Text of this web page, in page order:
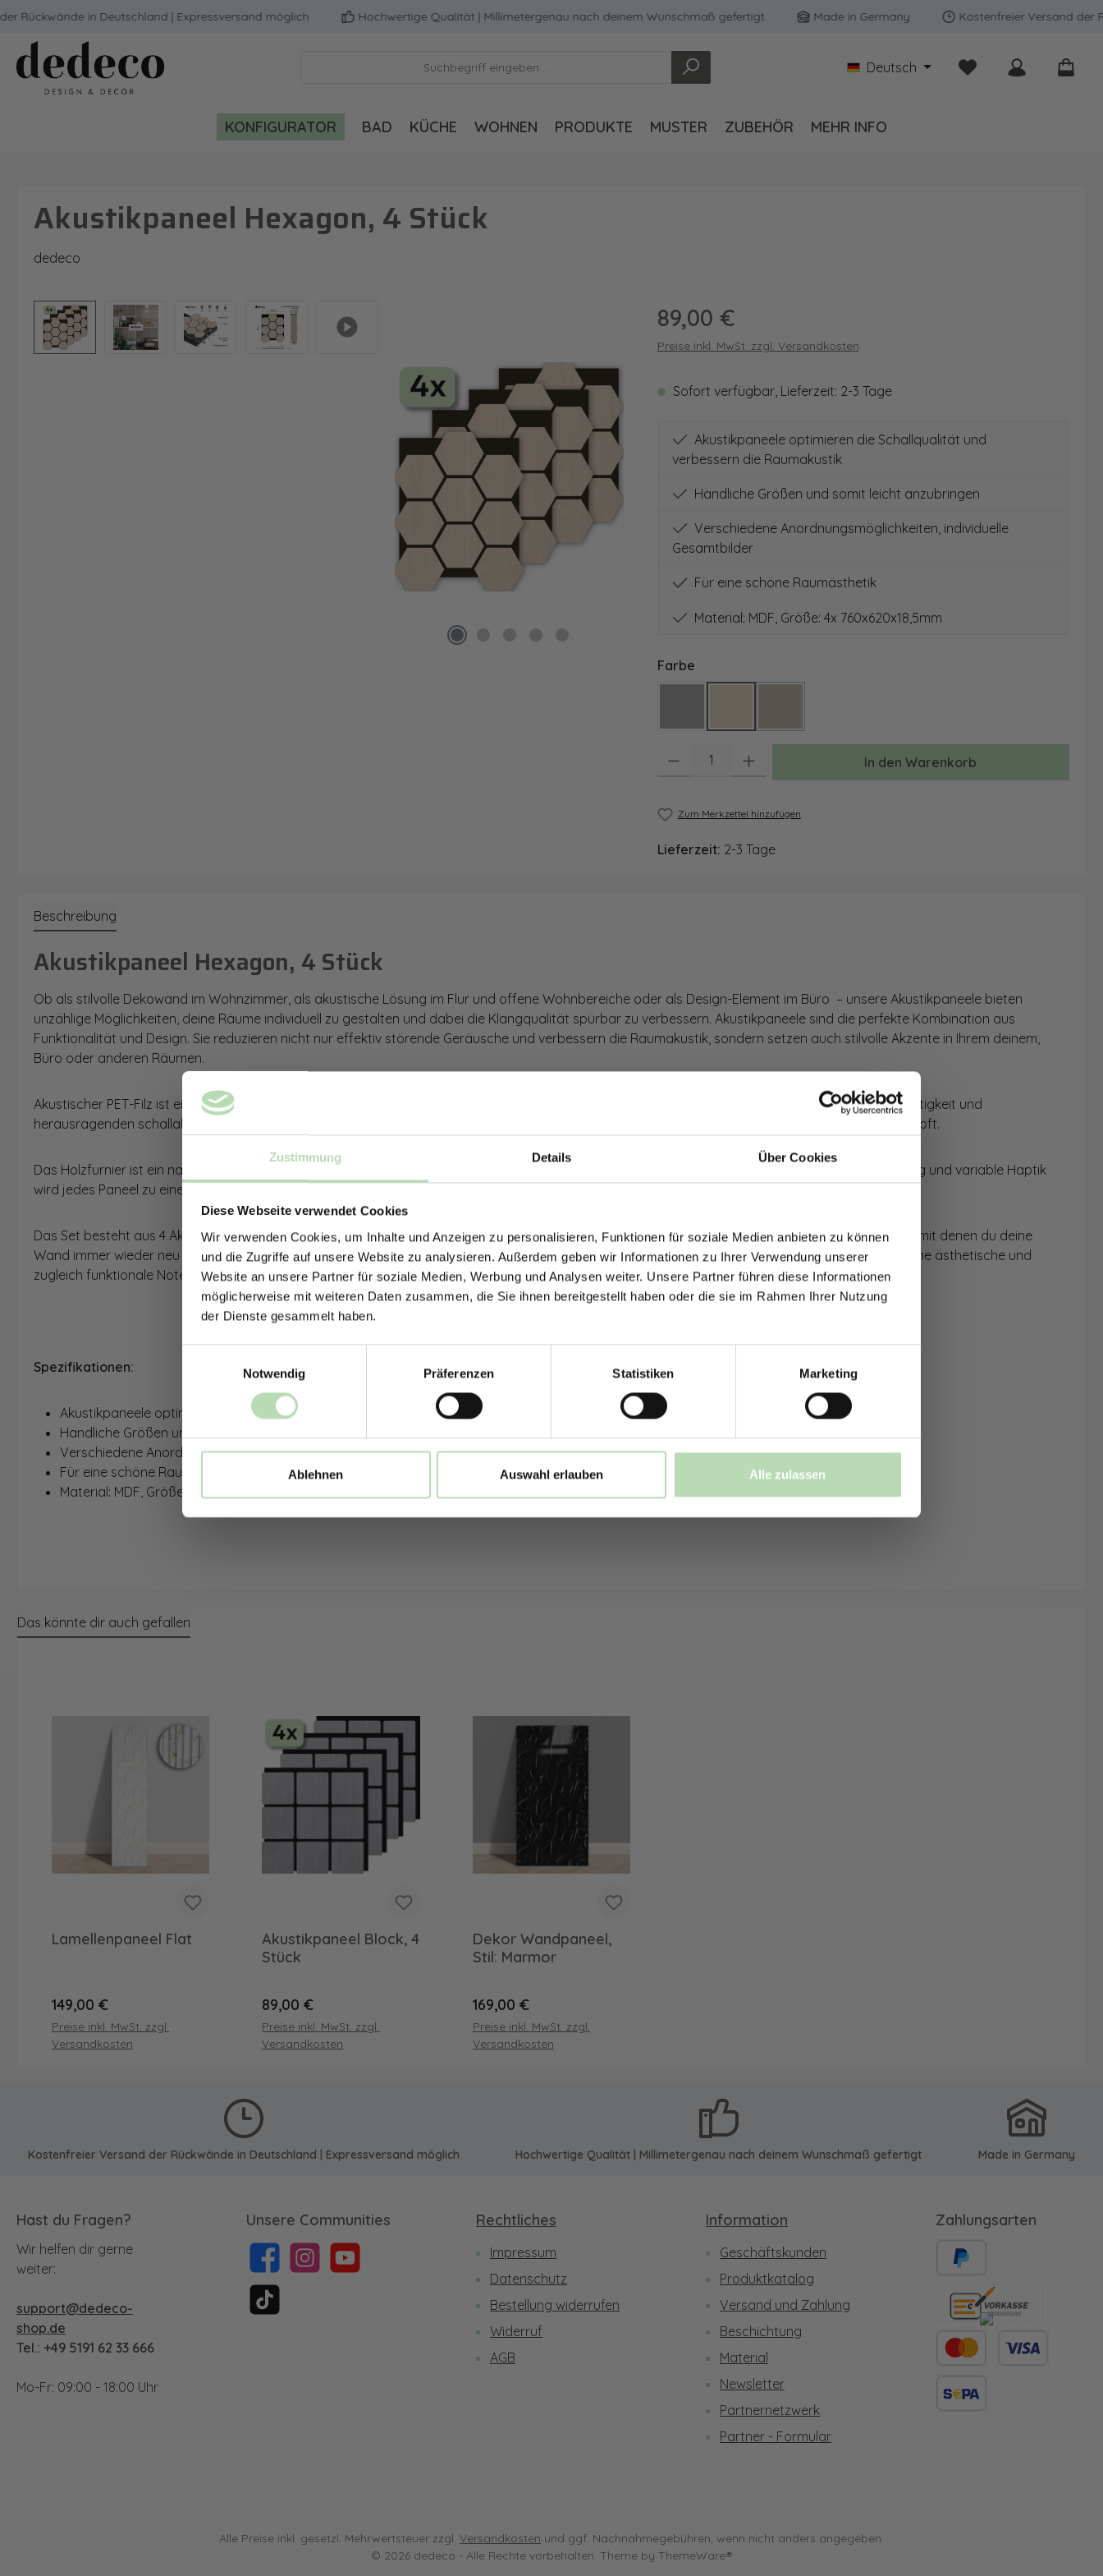
Zustimmung Details Über Cookies
Diese Webseite verwendet Cookies
Wir verwenden Cookies, um Inhalte und Anzeigen zu personalisieren, Funktionen für soziale Medien anbieten zu können
und die Zugriffe auf unsere Website zu analysieren. Außerdem geben wir Informationen zu Ihrer Verwendung unserer
Website an unsere Partner für soziale Medien, Werbung und Analysen weiter. Unsere Partner führen diese Informationen
möglicherweise mit weiteren Daten zusammen, die Sie ihnen bereitgestellt haben oder die sie im Rahmen Ihrer Nutzung
der Dienste gesammelt haben.
Notwendig
Präferenzen Statistiken Marketing
Ablehnen Auswahl erlauben Alle zulassen
Hauptinhalt springen
Zur Suche springen
Zur Hauptnavigation springen
in Deutschland | Expressversand möglich Hochwertige Qualität | Millimetergenau nach deinem Wunschmaß gefertigt Made in Germany Kostenfreier Versand der
Deutsch Du hast 0 Produkte
KONFIGURATOR BAD KÜCHE WOHNEN PRODUKTE MUSTER ZUBEHÖR MEHR INFO
Akustikpaneel Hexagon, 4 Stück
dedeco
Bildergalerie überspringen Regulärer Preis:
89,00 €
Preise inkl. MwSt. zzgl. Versandkosten
Sofort verfügbar, Lieferzeit: 2-3 Tage
Akustikpaneele optimieren die Schallqualität und
verbessern die Raumakustik
Handliche Größen und somit leicht anzubringen
Verschiedene Anordnungsmöglichkeiten, individuelle
Gesamtbilder
Für eine schöne Raumästhetik
Material: MDF, Größe: 4x 760x620x18,5mm
Farbeauswählen
Produkt Anzahl: Gib den gewünschten Wert ein oder benutze die Schaltflächen
In den Warenkorb
Zum Merkzettel hinzufügen
Lieferzeit: 2-3 Tage
Beschreibung
Akustikpaneel Hexagon, 4 Stück
Ob als stilvolle Dekowand im Wohnzimmer, als akustische Lösung im Flur und offene Wohnbereiche oder als Design-Element im Büro – unsere Akustikpaneele bieten
unzählige Möglichkeiten, deine Räume individuell zu gestalten und dabei die Klangqualität spürbar zu verbessern. Akustikpaneele sind die perfekte Kombination aus
Funktionalität und Design. Sie reduzieren nicht nur effektiv störende Geräusche und verbessern die Raumakustik, sondern setzen auch stilvolle Akzente in Ihrem deinem,
Büro oder anderen Räumen.
Akustischer PET-Filz ist ein nachhaltiges Material, das aus recycelten PET-Flaschen gewonnen wird. Es zeichnet sich durch seine Langlebigkeit, Leichtigkeit und
herausragenden schallabsorbierenden Eigenschaften aus. Dieses Material reduziert die Nachhallzeit in Räumen effektiv, indem es Schallwellen dämpft.
Das Holzfurnier ist ein natürliches Material, das deinem Interieur eine warme und authentische Ausstrahlung verleiht. Durch die einzigartige Maserung und variable Haptik
wird jedes Paneel zu einem unverwechselbaren Unikat.
Das Set besteht aus 4 Akustikpaneelen, die individuell angebracht werden können. Dadurch entstehen mehrere kreative Gestaltungsmöglichkeiten, mit denen du deine
Wand immer wieder neu in Szene setzen kannst. In der Gesamtheit fügen sich die Paneele zu einem harmonischen Gesamtbild, das deinem Raum eine ästhetische und
zugleich funktionale Note verleiht.
Spezifikationen:
Akustikpaneele optimieren die Schallqualität und verbessern die Raumakustik
Handliche Größen und somit leicht anzubringen
Verschiedene Anordnungsmöglichkeiten, individuelle Gesamtbilder
Für eine schöne Raumästhetik
Material: MDF, Größe: 4x 760x620x18,5mm
Das könnte dir auch gefallen
Lamellenpaneel Flat
Regulärer Preis:
149,00 €
Preise inkl. MwSt. zzgl.
Versandkosten
Akustikpaneel Block, 4
Stück
Regulärer Preis:
89,00 €
Preise inkl. MwSt. zzgl.
Versandkosten
Dekor Wandpaneel,
Stil: Marmor
Regulärer Preis:
169,00 €
Preise inkl. MwSt. zzgl.
Versandkosten
Kostenfreier Versand der Rückwände in Deutschland | Expressversand möglich Hochwertige Qualität | Millimetergenau nach deinem Wunschmaß gefertigt Made in Germany
Rechtliches
Impressum
Datenschutz
Bestellung widerrufen
Widerruf
AGB
Information
Geschäftskunden
Produktkatalog
Versand und Zahlung
Beschichtung
Material
Newsletter
Partnernetzwerk
Partner - Formular
Zahlungsarten
Vorkasse
Hast du Fragen?
Wir helfen dir gerne
weiter:
support@dedeco-
shop.de
Tel.: +49 5191 62 33 666
Mo-Fr: 09:00 - 18:00 Uhr
Unsere Communities
FacebookInstagramYouTube
TikTok
Alle Preise inkl. gesetzl. Mehrwertsteuer zzgl. Versandkosten und ggf. Nachnahmegebühren, wenn nicht anders angegeben.
© 2026 dedeco - Alle Rechte vorbehalten. Theme by ThemeWare®
Jetzt zum Newsletter anmelden.
Mit der Anmeldung erklärst du dich damit einverstanden,
E-Mails von uns zu erhalten.